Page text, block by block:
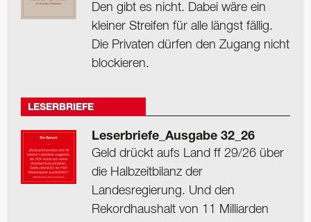
Den gibt es nicht. Dabei wäre ein
kleiner Streifen für alle längst fällig.
Die Privaten dürfen den Zugang nicht
blockieren.
LESERBRIEFE
Leserbriefe_Ausgabe 32_26
Geld drückt aufs Land ff 29/26 über
die Halbzeitbilanz der
Landesregierung. Und den
Rekordhaushalt von 11 Milliarden